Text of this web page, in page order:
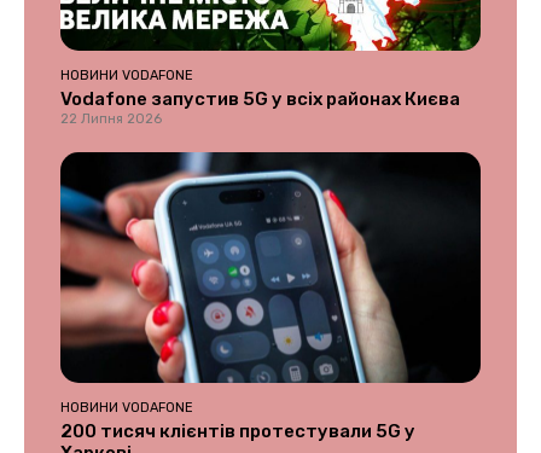
НОВИНИ VODAFONE
Vodafone запустив 5G у всіх районах Києва
22 Липня 2026
НОВИНИ VODAFONE
200 тисяч клієнтів протестували 5G у